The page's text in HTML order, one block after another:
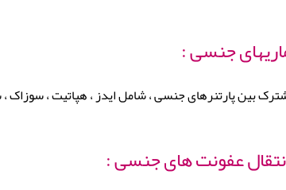
جنسی :
بین پارتنرهای جنسی ، شامل ایدز ، هپاتیت ، سوزاک
عفونت های جنسی :